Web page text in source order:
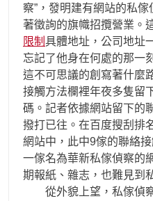
察”，發明建有網站的私
著徵詢的旗幟招攬營業。
限制 具體地址，公司地址
忘記了他身在何處的那一
這不可思議的創寫著什麼
接觸方法欄裡年夜多隻留
碼。記者依據網站留下的
撥打已往。在百度搜刮排
網站中，此中9傢的聯絡
一傢名為華新私傢偵察的
期報紙、雜志，也難見到
從外貌上望，私傢偵察